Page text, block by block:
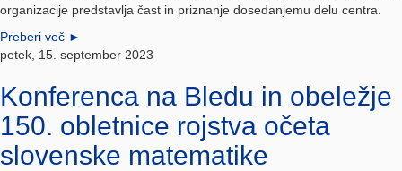
organizacije predstavlja čast in priznanje dosedanjemu delu centra.
Preberi več ►
petek, 15. september 2023
Konferenca na Bledu in obeležje
150. obletnice rojstva očeta
slovenske matematike